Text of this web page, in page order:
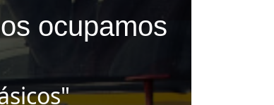
ocupamos